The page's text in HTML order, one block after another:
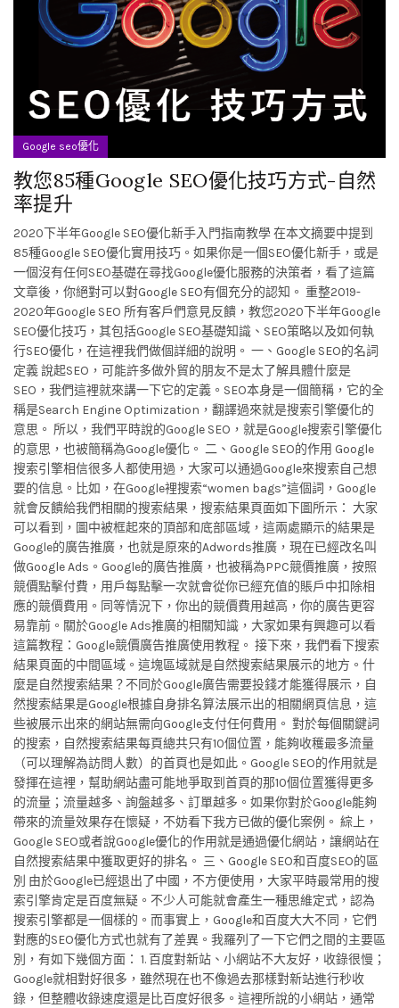
Google seo優化
教您85種Google SEO優化技巧方式-自然
率提升
2020下半年Google SEO優化新手入門指南教學 在本文摘要中提到
85種Google SEO優化實用技巧。如果你是一個SEO優化新手，或是
一個沒有任何SEO基礎在尋找Google優化服務的決策者，看了這篇
文章後，你絕對可以對Google SEO有個充分的認知。 重整2019-
2020年Google SEO 所有客戶們意見反饋，教您2020下半年Google
SEO優化技巧，其包括Google SEO基礎知識、SEO策略以及如何執
行SEO優化，在這裡我們做個詳細的說明。 一、Google SEO的名詞
定義 說起SEO，可能許多做外貿的朋友不是太了解具體什麼是
SEO，我們這裡就來講一下它的定義。SEO本身是一個簡稱，它的全
稱是Search Engine Optimization，翻譯過來就是搜索引擎優化的
意思。 所以，我們平時說的Google SEO，就是Google搜索引擎優化
的意思，也被簡稱為Google優化。 二、Google SEO的作用 Google
搜索引擎相信很多人都使用過，大家可以通過Google來搜索自己想
要的信息。比如，在Google裡搜索“women bags”這個詞，Google
就會反饋給我們相關的搜索結果，搜索結果頁面如下圖所示： 大家
可以看到，圖中被框起來的頂部和底部區域，這兩處顯示的結果是
Google的廣告推廣，也就是原來的Adwords推廣，現在已經改名叫
做Google Ads。Google的廣告推廣，也被稱為PPC競價推廣，按照
競價點擊付費，用戶每點擊一次就會從你已經充值的賬戶中扣除相
應的競價費用。同等情況下，你出的競價費用越高，你的廣告更容
易靠前。關於Google Ads推廣的相關知識，大家如果有興趣可以看
這篇教程：Google競價廣告推廣使用教程。 接下來，我們看下搜索
結果頁面的中間區域。這塊區域就是自然搜索結果展示的地方。什
麼是自然搜索結果？不同於Google廣告需要投錢才能獲得展示，自
然搜索結果是Google根據自身排名算法展示出的相關網頁信息，這
些被展示出來的網站無需向Google支付任何費用。 對於每個關鍵詞
的搜索，自然搜索結果每頁總共只有10個位置，能夠收穫最多流量
（可以理解為訪問人數）的首頁也是如此。Google SEO的作用就是
發揮在這裡，幫助網站盡可能地爭取到首頁的那10個位置獲得更多
的流量；流量越多、詢盤越多、訂單越多。如果你對於Google能夠
帶來的流量效果存在懷疑，不妨看下我方已做的優化案例。 綜上，
Google SEO或者說Google優化的作用就是通過優化網站，讓網站在
自然搜索結果中獲取更好的排名。 三、Google SEO和百度SEO的區
別 由於Google已經退出了中國，不方便使用，大家平時最常用的搜
索引擎肯定是百度無疑。不少人可能就會產生一種思維定式，認為
搜索引擎都是一個樣的。而事實上，Google和百度大大不同，它們
對應的SEO優化方式也就有了差異。我羅列了一下它們之間的主要區
別，有如下幾個方面： 1. 百度對新站、小網站不大友好，收錄很慢；
Google就相對好很多，雖然現在也不像過去那樣對新站進行秒收
錄，但整體收錄速度還是比百度好很多。這裡所說的小網站，通常